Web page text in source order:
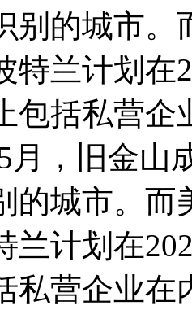
别的城市
特兰计划在
包括私营企
月，旧金山
的城市。而
兰计划在
私营企业